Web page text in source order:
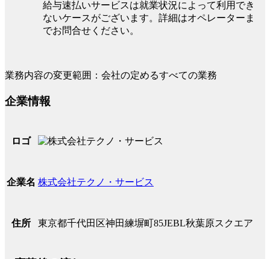
給与速払いサービスは就業状況によって利用でき
ないケースがございます。詳細はオペレーターま
でお問合せください。
業務内容の変更範囲：会社の定めるすべての業務
企業情報
ロゴ
企業名 株式会社テクノ・サービス
住所 東京都千代田区神田練塀町85JEBL秋葉原スクエア